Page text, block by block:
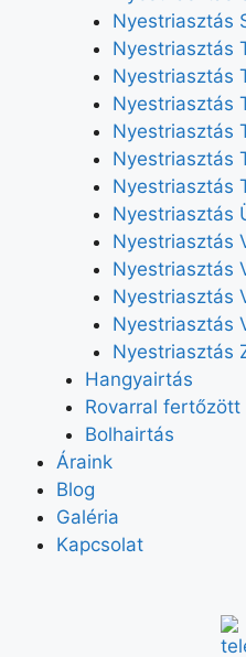
Nyestriasztás
Nyestriasztás
Nyestriasztás
Nyestriasztás
Nyestriasztás
Nyestriasztás
Nyestriasztás
Nyestriasztás
Nyestriasztás
Nyestriasztás
Nyestriasztás
Nyestriasztás
Nyestriasztás
Hangyairtás
Rovarral
Bolhairtás
Áraink
Blog
Galéria
Kapcsolat